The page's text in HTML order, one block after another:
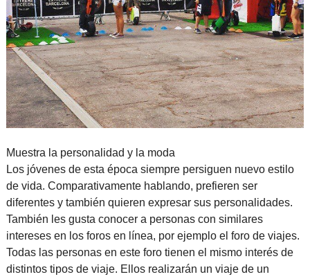
Muestra la personalidad y la moda
Los jóvenes de esta época siempre persiguen nuevo estilo
de vida. Comparativamente hablando, prefieren ser
diferentes y también quieren expresar sus personalidades.
También les gusta conocer a personas con similares
intereses en los foros en línea, por ejemplo el foro de viajes.
Todas las personas en este foro tienen el mismo interés de
distintos tipos de viaje. Ellos realizarán un viaje de un